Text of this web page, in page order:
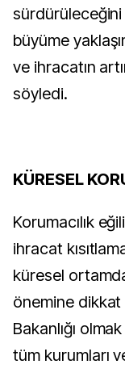
sürdürüleceğini
büyüme
ve ihracatın
söyledi.
KÜRESEL
Korumacılık
ihracat
küresel
önemine
Bakanlığı
tüm kurumları